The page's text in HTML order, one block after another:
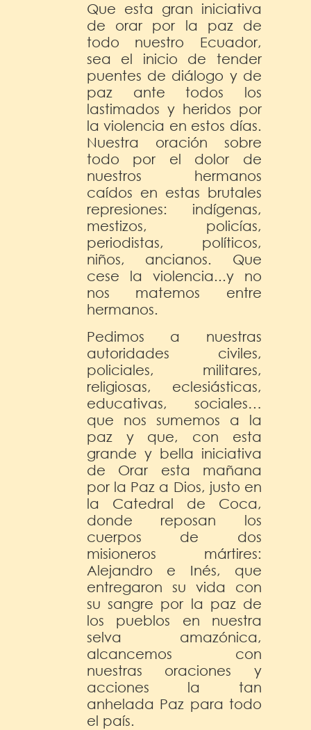
Que esta gran iniciativa
de orar por la paz de
todo nuestro Ecuador,
sea el inicio de tender
puentes de diálogo y de
paz ante todos los
lastimados y heridos por
la violencia en estos días.
Nuestra oración sobre
todo por el dolor de
nuestros hermanos
caídos en estas brutales
represiones: indígenas,
mestizos, policías,
periodistas, políticos,
niños, ancianos. Que
cese la violencia...y no
nos matemos entre
hermanos.
Pedimos a nuestras
autoridades civiles,
policiales, militares,
religiosas, eclesiásticas,
educativas, sociales…
que nos sumemos a la
paz y que, con esta
grande y bella iniciativa
de Orar esta mañana
por la Paz a Dios, justo en
la Catedral de Coca,
donde reposan los
cuerpos de dos
misioneros mártires:
Alejandro e Inés, que
entregaron su vida con
su sangre por la paz de
los pueblos en nuestra
selva amazónica,
alcancemos con
nuestras oraciones y
acciones la tan
anhelada Paz para todo
el país.